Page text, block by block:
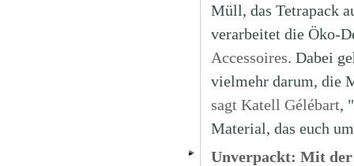
Müll, das Tetrapack
verarbeitet die Öko-
Accessoires. Dabei
vielmehr darum, die
sagt Katell Gélébart,
Material, das euch
Unverpackt: Mit der